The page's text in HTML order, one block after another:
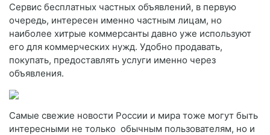
Сервис бесплатных частных объявлений, в первую
очередь, интересен именно частным лицам, но
наиболее хитрые коммерсанты давно уже используют
его для коммерческих нужд. Удобно продавать,
покупать, предоставлять услуги именно через
объявления.
Самые свежие новости России и мира тоже могут быть
интересными не только обычным пользователям, но и